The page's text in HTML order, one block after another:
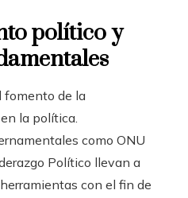
político y
fomento de la
la política.
como ONU
Político llevan a
con el fin de